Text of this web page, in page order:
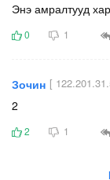
Энэ амралтууд
0 1
Зочин [
2
2 1